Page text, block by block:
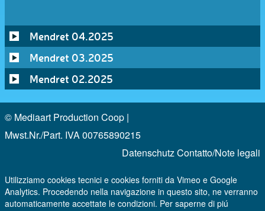
Mendret 04.2025
Mendret 03.2025
Mendret 02.2025
© Mediaart Production Coop |
Mwst.Nr./Part. IVA 00765890215
DatenschutzContatto/Note legali
Utilizziamo cookies tecnici e cookies forniti da Vimeo e Google
Analytics. Procedendo nella navigazione in questo sito, ne verranno
automaticamente accettate le condizioni. Per saperne di piú